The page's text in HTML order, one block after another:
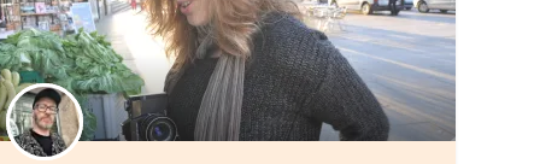
Elige tu local favorito